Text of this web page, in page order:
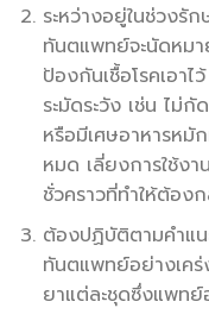
ระหว่างอยู่ในช่วงรั
ทันตแพทย์จะนัดหมา
ป้องกันเชื้อโรคเอา
ระมัดระวัง เช่น ไม่
หรือมีเศษอาหารหมั
หมด เลี่ยงการใช้ง
ชั่วคราวที่ทำให้ต้อ
ต้องปฏิบัติตามคำแน
ทันตแพทย์อย่างเคร่
ยาแต่ละชุดซึ่งแพทย์